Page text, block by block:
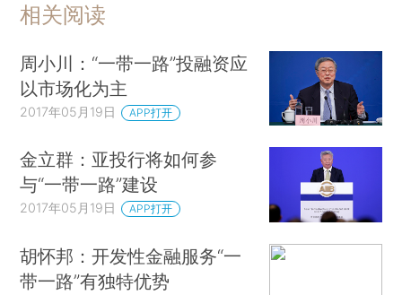
相关阅读
周小川：“一带一路”投融资应
以市场化为主
2017年05月19日 APP打开
金立群：亚投行将如何参
与“一带一路”建设
2017年05月19日 APP打开
胡怀邦：开发性金融服务“一
带一路”有独特优势